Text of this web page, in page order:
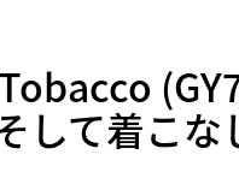
して着こ